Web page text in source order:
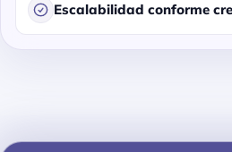
Escalabilidad conforme